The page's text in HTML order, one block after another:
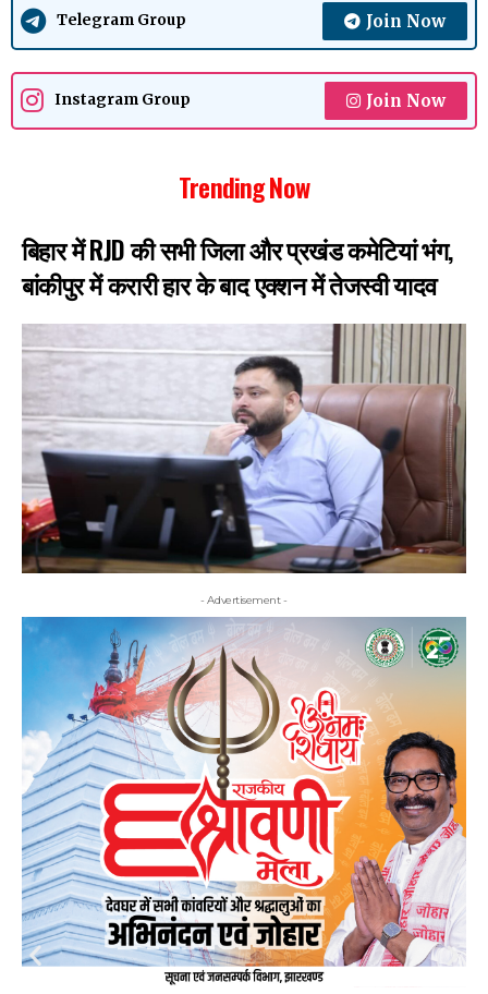
Telegram Group Join Now
Instagram Group Join Now
Trending Now
बिहार में RJD की सभी जिला और प्रखंड कमेटियां भंग,
बांकीपुर में करारी हार के बाद एक्शन में तेजस्वी यादव
- Advertisement -